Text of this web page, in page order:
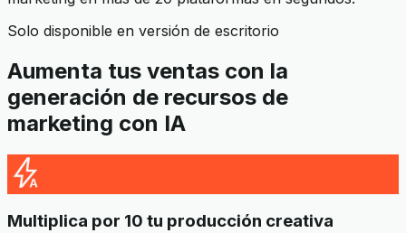
Solo disponible en versión de escritorio
Aumenta tus ventas con la
generación de recursos de
marketing con IA
Multiplica por 10 tu producción creativa